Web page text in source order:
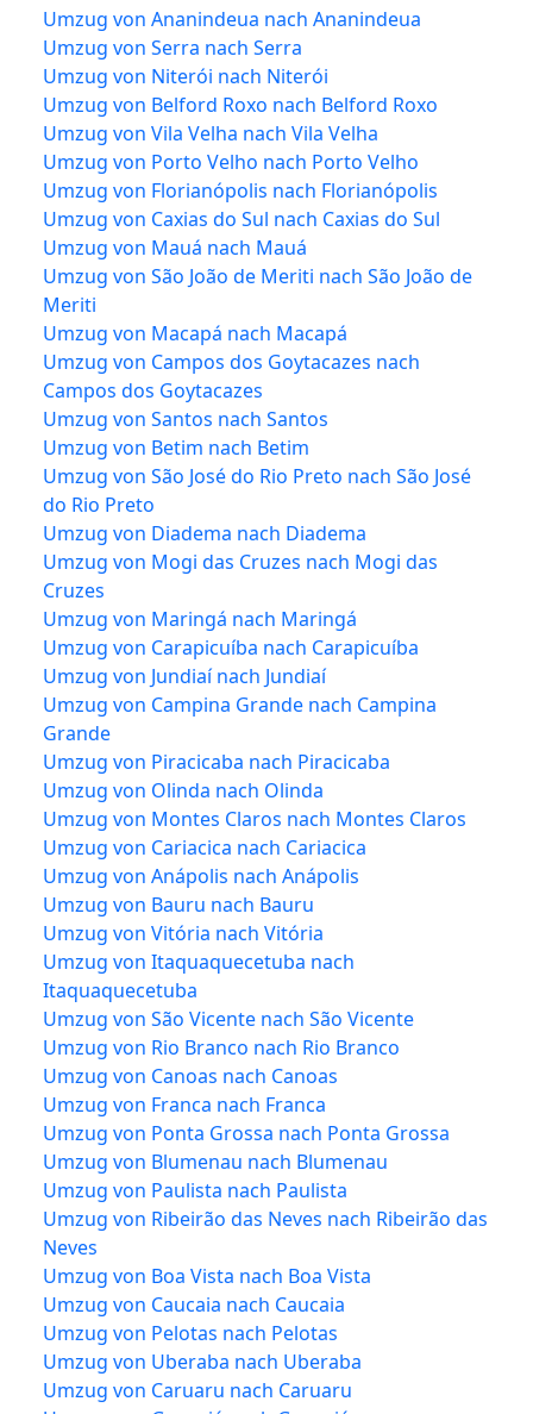
Umzug von Ananindeua nach Ananindeua
Umzug von Serra nach Serra
Umzug von Niterói nach Niterói
Umzug von Belford Roxo nach Belford Roxo
Umzug von Vila Velha nach Vila Velha
Umzug von Porto Velho nach Porto Velho
Umzug von Florianópolis nach Florianópolis
Umzug von Caxias do Sul nach Caxias do Sul
Umzug von Mauá nach Mauá
Umzug von São João de Meriti nach São João de
Meriti
Umzug von Macapá nach Macapá
Umzug von Campos dos Goytacazes nach
Campos dos Goytacazes
Umzug von Santos nach Santos
Umzug von Betim nach Betim
Umzug von São José do Rio Preto nach São José
do Rio Preto
Umzug von Diadema nach Diadema
Umzug von Mogi das Cruzes nach Mogi das
Cruzes
Umzug von Maringá nach Maringá
Umzug von Carapicuíba nach Carapicuíba
Umzug von Jundiaí nach Jundiaí
Umzug von Campina Grande nach Campina
Grande
Umzug von Piracicaba nach Piracicaba
Umzug von Olinda nach Olinda
Umzug von Montes Claros nach Montes Claros
Umzug von Cariacica nach Cariacica
Umzug von Anápolis nach Anápolis
Umzug von Bauru nach Bauru
Umzug von Vitória nach Vitória
Umzug von Itaquaquecetuba nach
Itaquaquecetuba
Umzug von São Vicente nach São Vicente
Umzug von Rio Branco nach Rio Branco
Umzug von Canoas nach Canoas
Umzug von Franca nach Franca
Umzug von Ponta Grossa nach Ponta Grossa
Umzug von Blumenau nach Blumenau
Umzug von Paulista nach Paulista
Umzug von Ribeirão das Neves nach Ribeirão das
Neves
Umzug von Boa Vista nach Boa Vista
Umzug von Caucaia nach Caucaia
Umzug von Pelotas nach Pelotas
Umzug von Uberaba nach Uberaba
Umzug von Caruaru nach Caruaru